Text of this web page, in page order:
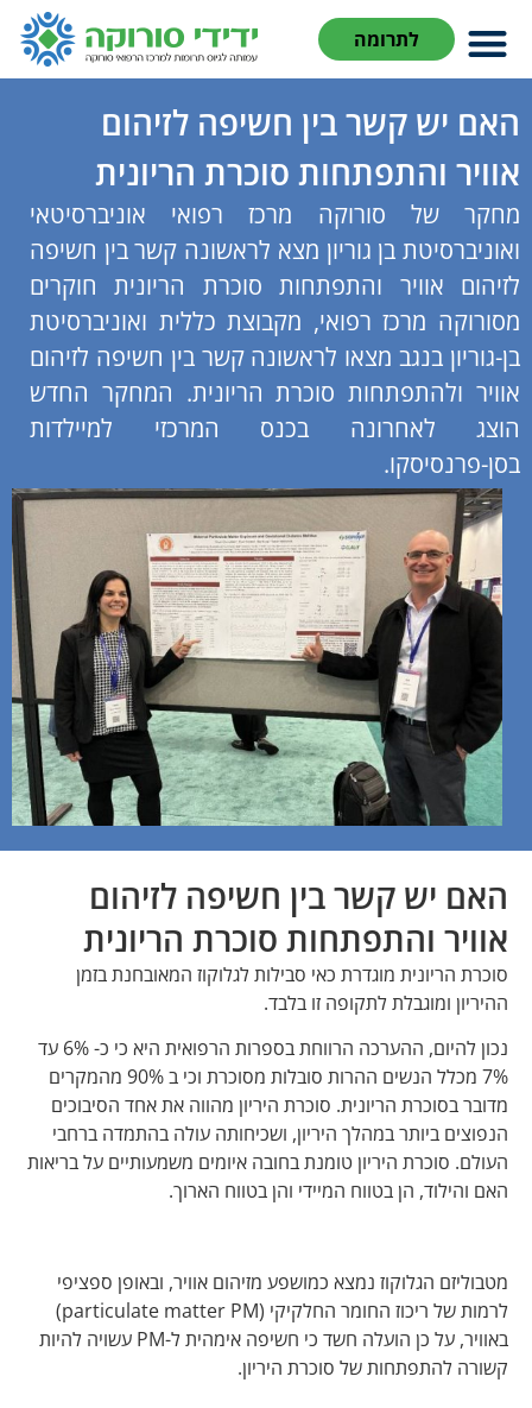
לתרומה
האם יש קשר בין חשיפה לזיהום
אוויר והתפתחות סוכרת הריונית
מחקר של סורוקה מרכז רפואי אוניברסיטאי
ואוניברסיטת בן גוריון מצא לראשונה קשר בין חשיפה
לזיהום אוויר והתפתחות סוכרת הריונית חוקרים
מסורוקה מרכז רפואי, מקבוצת כללית ואוניברסיטת
בן-גוריון בנגב מצאו לראשונה קשר בין חשיפה לזיהום
אוויר ולהתפתחות סוכרת הריונית. המחקר החדש
הוצג לאחרונה בכנס המרכזי למיילדות
בסן-פרנסיסקו.
האם יש קשר בין חשיפה לזיהום
אוויר והתפתחות סוכרת הריונית
סוכרת הריונית מוגדרת כאי סבילות לגלוקוז המאובחנת בזמן
ההיריון ומוגבלת לתקופה זו בלבד.
נכון להיום, ההערכה הרווחת בספרות הרפואית היא כי כ- 6% עד
7% מכלל הנשים ההרות סובלות מסוכרת וכי ב 90% מהמקרים
מדובר בסוכרת הריונית. סוכרת היריון מהווה את אחד הסיבוכים
הנפוצים ביותר במהלך היריון, ושכיחותה עולה בהתמדה ברחבי
העולם. סוכרת היריון טומנת בחובה איומים משמעותיים על בריאות
האם והילוד, הן בטווח המיידי והן בטווח הארוך.
מטבוליזם הגלוקוז נמצא כמושפע מזיהום אוויר, ובאופן ספציפי
לרמות של ריכוז החומר החלקיקי (particulate matter PM)
באוויר, על כן הועלה חשד כי חשיפה אימהית ל-PM עשויה להיות
קשורה להתפתחות של סוכרת היריון.